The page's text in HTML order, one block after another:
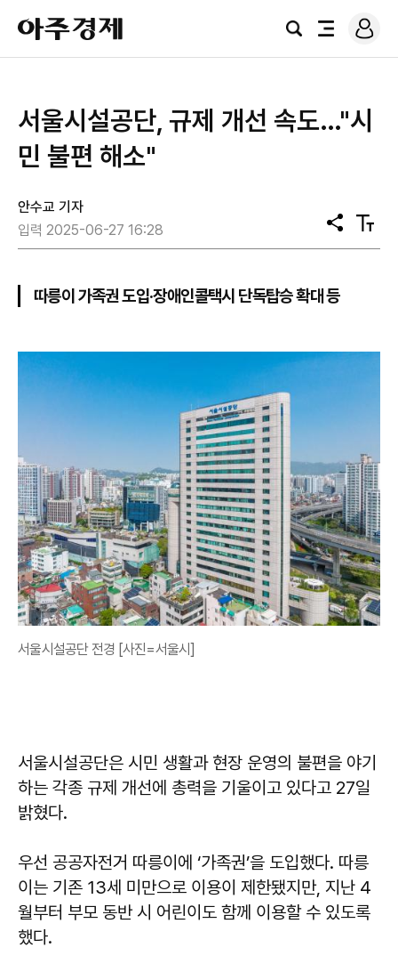
아
주
경
검
전
로
그
서울시설공단, 규제 개선 속도…"시
민 불편 해소"
안수교 기자
입력 2025-06-27 16:28
공
유
텍
스
따릉이 가족권 도입·장애인콜택시 단독탑승 확대 등
서울시설공단 전경 [사진=서울시]
서울시설공단은 시민 생활과 현장 운영의 불편을 야기
하는 각종 규제 개선에 총력을 기울이고 있다고 27일
밝혔다.
우선 공공자전거 따릉이에 ‘가족권’을 도입했다. 따릉
이는 기존 13세 미만으로 이용이 제한됐지만, 지난 4
월부터 부모 동반 시 어린이도 함께 이용할 수 있도록
했다.